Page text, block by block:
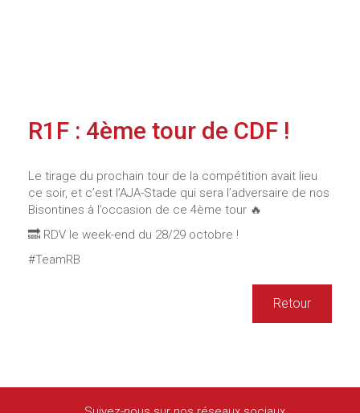
R1F : 4ème tour de CDF !
Le tirage du prochain tour de la compétition avait lieu
ce soir, et c’est l’AJA-Stade qui sera l’adversaire de nos
Bisontines à l’occasion de ce 4ème tour 🔥
🔜 RDV le week-end du 28/29 octobre !
#TeamRB
Retour